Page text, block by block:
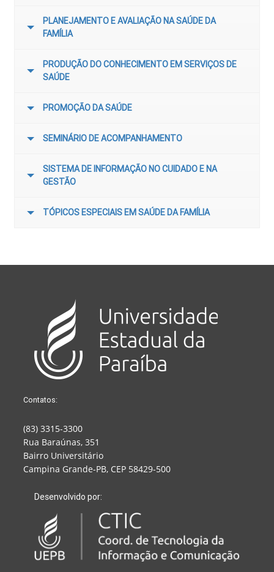
PLANEJAMENTO E AVALIAÇÃO NA SAÚDE DA
FAMÍLIA
PRODUÇÃO DO CONHECIMENTO EM SERVIÇOS DE
SAÚDE
PROMOÇÃO DA SAÚDE
SEMINÁRIO DE ACOMPANHAMENTO
SISTEMA DE INFORMAÇÃO NO CUIDADO E NA
GESTÃO
TÓPICOS ESPECIAIS EM SAÚDE DA FAMÍLIA
Contatos:
(83) 3315-3300
Rua Baraúnas, 351
Bairro Universitário
Campina Grande-PB, CEP 58429-500
Desenvolvido por: